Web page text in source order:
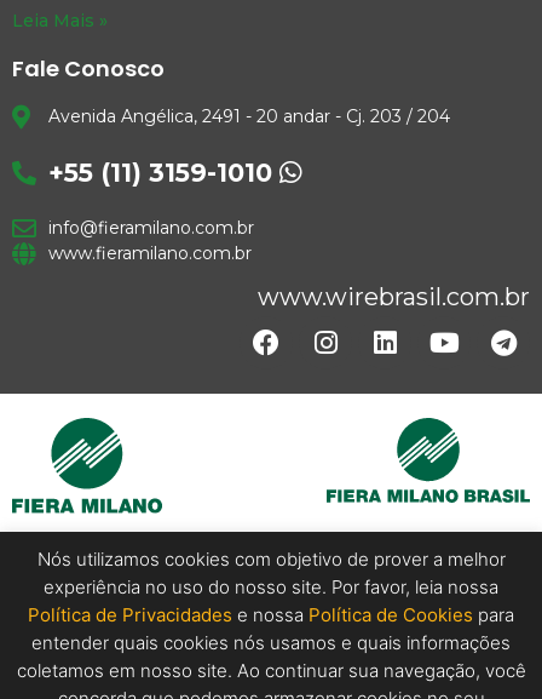
Leia Mais »
Fale Conosco
Avenida Angélica, 2491 - 20 andar - Cj. 203 / 204
+55 (11) 3159-1010
info@fieramilano.com.br
www.fieramilano.com.br
www.wirebrasil.com.br
Copyright @ 2024 Wire Brasil. All Rights Reserved.
Nós utilizamos cookies com objetivo de prover a melhor
experiência no uso do nosso site. Por favor, leia nossa
Política de Privacidades e nossa Política de Cookies para
entender quais cookies nós usamos e quais informações
coletamos em nosso site. Ao continuar sua navegação, você